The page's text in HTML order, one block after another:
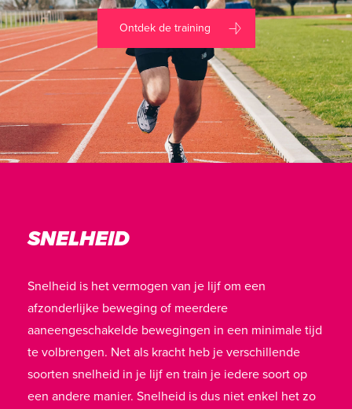
Ontdek de training
SNELHEID
Snelheid is het vermogen van je lijf om een
afzonderlijke beweging of meerdere
aaneengeschakelde bewegingen in een minimale tijd
te volbrengen. Net als kracht heb je verschillende
soorten snelheid in je lijf en train je iedere soort op
een andere manier. Snelheid is dus niet enkel het zo